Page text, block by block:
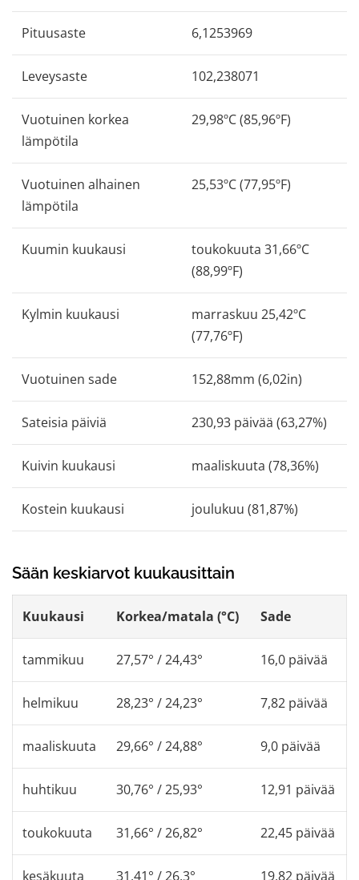
Pituusaste 6,1253969
Leveysaste 102,238071
Vuotuinen korkea
lämpötila
29,98ºC (85,96ºF)
Vuotuinen alhainen
lämpötila
25,53ºC (77,95ºF)
Kuumin kuukausi
toukokuuta 31,66ºC
(88,99ºF)
Kylmin kuukausi
marraskuu 25,42ºC
(77,76ºF)
Vuotuinen sade 152,88mm (6,02in)
Sateisia päiviä 230,93 päivää (63,27%)
Kuivin kuukausi maaliskuuta (78,36%)
Kostein kuukausi joulukuu (81,87%)
Sään keskiarvot kuukausittain
Kuukausi Korkea/matala (°C) Sade
tammikuu 27,57° / 24,43° 16,0 päivää
helmikuu 28,23° / 24,23° 7,82 päivää
maaliskuuta 29,66° / 24,88° 9,0 päivää
huhtikuu 30,76° / 25,93° 12,91 päivää
toukokuuta 31,66° / 26,82° 22,45 päivää
kesäkuuta 31,41° / 26,3° 19,82 päivää